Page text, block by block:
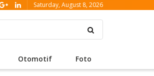
Saturday, August 8, 2026
Otomotif Foto